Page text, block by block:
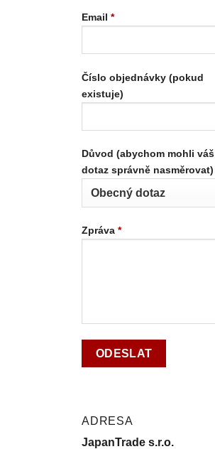
Email *
Číslo objednávky (pokud
existuje)
Důvod (abychom mohli váš
dotaz správně nasměrovat)
Zpráva *
ADRESA
JapanTrade s.r.o.